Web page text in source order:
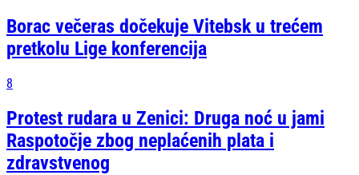
Borac večeras dočekuje Vitebsk u trećem
pretkolu Lige konferencija
8
Protest rudara u Zenici: Druga noć u jami
Raspotočje zbog neplaćenih plata i
zdravstvenog